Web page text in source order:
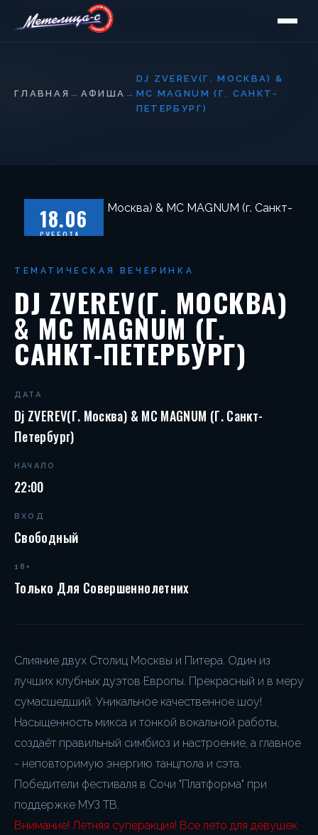
ГЛАВНАЯ → АФИША →
DJ ZVEREV(Г. МОСКВА) &
MC MAGNUM (Г. САНКТ-
ПЕТЕРБУРГ)
18.06
СУББОТА
ТЕМАТИЧЕСКАЯ ВЕЧЕРИНКА
DJ ZVEREV(Г. МОСКВА)
& MC MAGNUM (Г.
САНКТ-ПЕТЕРБУРГ)
ДАТА
Dj ZVEREV(г. Москва) & MC MAGNUM (г. Санкт-
Петербург)
НАЧАЛО
22:00
ВХОД
Свободный
18+
Только Для Совершеннолетних
Слияние двух Столиц Москвы и Питера. Один из
лучших клубных дуэтов Европы. Прекрасный и в меру
сумасшедший. Уникальное качественное шоу!
Насыщенность микса и тонкой вокальной работы,
создаёт правильный симбиоз и настроение, а главное
- неповторимую энергию танцпола и сэта.
Победители фестиваля в Сочи "Платформа" при
поддержке МУЗ ТВ.
Внимание! Летняя суперакция! Все лето для девушек